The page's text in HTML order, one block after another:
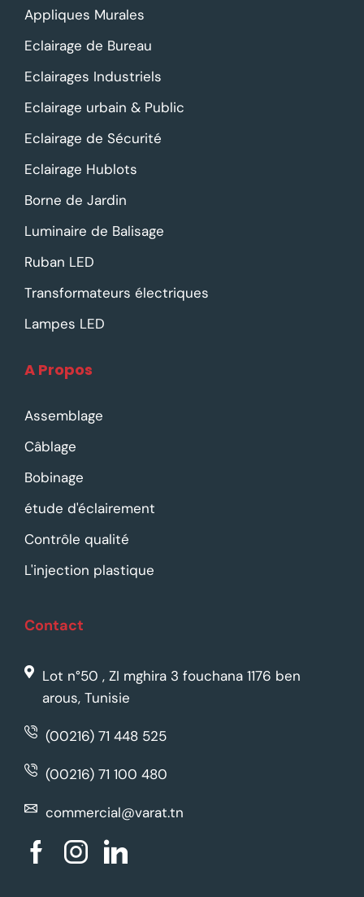
Appliques Murales
Eclairage de Bureau
Eclairages Industriels
Eclairage urbain & Public
Eclairage de Sécurité
Eclairage Hublots
Borne de Jardin
Luminaire de Balisage
Ruban LED
Transformateurs électriques
Lampes LED
A Propos
Assemblage
Câblage
Bobinage
étude d'éclairement
Contrôle qualité
L'injection plastique
Contact
Lot n°50 , ZI mghira 3 fouchana 1176 ben
arous, Tunisie
(00216) 71 448 525
(00216) 71 100 480
commercial@varat.tn